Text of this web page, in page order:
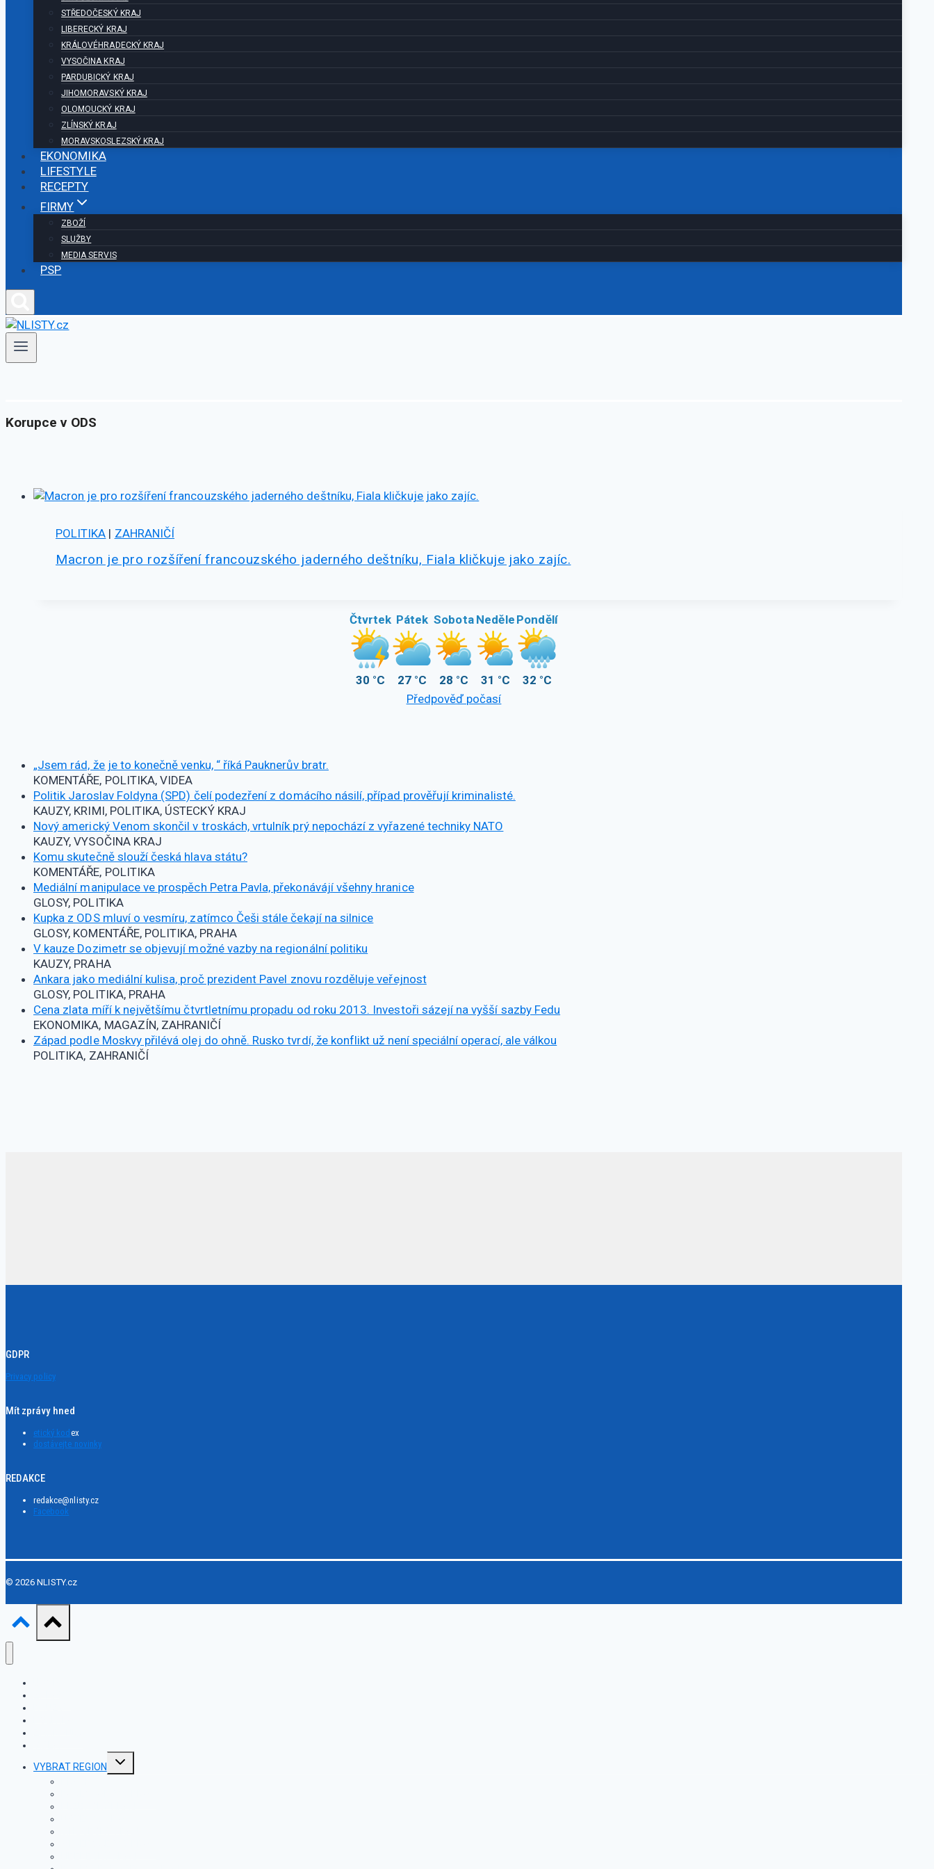
STŘEDOČESKÝ KRAJ
LIBERECKÝ KRAJ
KRÁLOVÉHRADECKÝ KRAJ
VYSOČINA KRAJ
PARDUBICKÝ KRAJ
JIHOMORAVSKÝ KRAJ
OLOMOUCKÝ KRAJ
ZLÍNSKÝ KRAJ
MORAVSKOSLEZSKÝ KRAJ
EKONOMIKA
LIFESTYLE
RECEPTY
FIRMY
ZBOŽÍ
SLUŽBY
MEDIA SERVIS
PSP
Korupce v ODS
POLITIKA | ZAHRANIČÍ
Macron je pro rozšíření francouzského jaderného deštníku, Fiala kličkuje jako zajíc.
Čtvrtek
30 °C
Pátek
27 °C
Sobota
28 °C
Neděle
31 °C
Pondělí
32 °C
Předpověď počasí
„Jsem rád, že je to konečně venku, “ říká Pauknerův bratr.
KOMENTÁŘE, POLITIKA, VIDEA
Politik Jaroslav Foldyna (SPD) čelí podezření z domácího násilí, případ prověřují kriminalisté.
KAUZY, KRIMI, POLITIKA, ÚSTECKÝ KRAJ
Nový americký Venom skončil v troskách, vrtulník prý nepochází z vyřazené techniky NATO
KAUZY, VYSOČINA KRAJ
Komu skutečně slouží česká hlava státu?
KOMENTÁŘE, POLITIKA
Mediální manipulace ve prospěch Petra Pavla, překonávájí všehny hranice
GLOSY, POLITIKA
Kupka z ODS mluví o vesmíru, zatímco Češi stále čekají na silnice
GLOSY, KOMENTÁŘE, POLITIKA, PRAHA
V kauze Dozimetr se objevují možné vazby na regionální politiku
KAUZY, PRAHA
Ankara jako mediální kulisa, proč prezident Pavel znovu rozděluje veřejnost
GLOSY, POLITIKA, PRAHA
Cena zlata míří k největšímu čtvrtletnímu propadu od roku 2013. Investoři sázejí na vyšší sazby Fedu
EKONOMIKA, MAGAZÍN, ZAHRANIČÍ
Západ podle Moskvy přilévá olej do ohně. Rusko tvrdí, že konflikt už není speciální operací, ale válkou
POLITIKA, ZAHRANIČÍ
GDPR
Privacy policy
Mít zprávy hned
etický kod ex
dostávejte novinky
REDAKCE
redakce@nlisty.cz
Facebook
© 2026 NLISTY.cz
VYBRAT REGION
Toggle
child